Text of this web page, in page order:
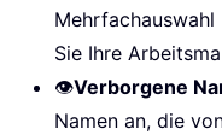
Sie Ihre
👁️Verborgene
Namen an, die